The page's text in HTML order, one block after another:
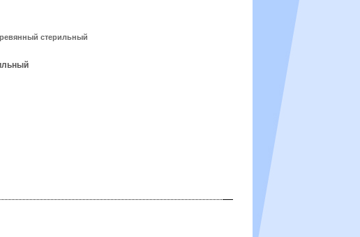
стерильный